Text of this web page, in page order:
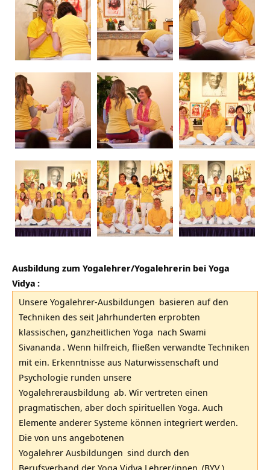
Ausbildung zum Yogalehrer/Yogalehrerin bei Yoga
Vidya :
Unsere Yogalehrer-Ausbildungen basieren auf den
Techniken des seit Jahrhunderten erprobten
klassischen, ganzheitlichen Yoga nach Swami
Sivananda . Wenn hilfreich, fließen verwandte Techniken
mit ein. Erkenntnisse aus Naturwissenschaft und
Psychologie runden unsere
Yogalehrerausbildung ab. Wir vertreten einen
pragmatischen, aber doch spirituellen Yoga. Auch
Elemente anderer Systeme können integriert werden.
Die von uns angebotenen
Yogalehrer Ausbildungen sind durch den
Berufsverband der Yoga Vidya Lehrer/innen (BYV)